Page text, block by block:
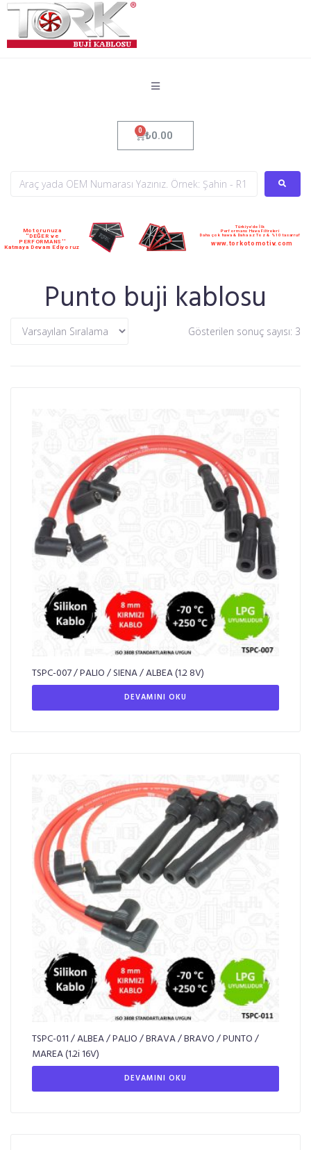
₺0.00
Motorunuza
''DEĞER ve
PERFORMANS''
Katmaya Devam Ediyoruz
Türkiye'de İlk
Performans Hava Filtreleri
Daha çok hava & Daha az Toz & %10 tasarruf
www.torkotomotiv.com
Punto buji kablosu
Gösterilen sonuç sayısı: 3
TSPC-007 / PALIO / SIENA / ALBEA (1.2 8V)
DEVAMINI OKU
TSPC-011 / ALBEA / PALIO / BRAVA / BRAVO / PUNTO /
MAREA (1.2i 16V)
DEVAMINI OKU